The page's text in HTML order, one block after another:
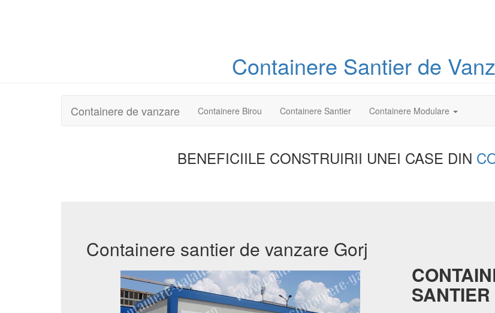
Containere Santier de
Containere de vanzare Containere Birou Containere Santier Containere Modulare
BENEFICIILE CONSTRUIRII UNEI CASE DIN
Containere santier de vanzare Gorj